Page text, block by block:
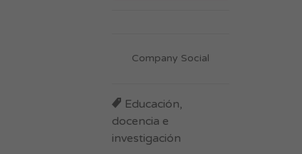
Company Social
Educación,
docencia e
investigación